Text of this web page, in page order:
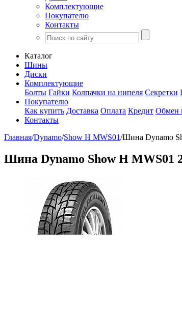
Комплектующие
Покупателю
Контакты
Каталог
Шины
Диски
Комплектующие
Болты Гайки Колпачки на нипеля Секретки
Покупателю
Как купить Доставка Оплата Кредит Обмен
Контакты
Главная/Dynamo/Show H MWS01/Шина Dynamo
Шина Dynamo Show H MWS01